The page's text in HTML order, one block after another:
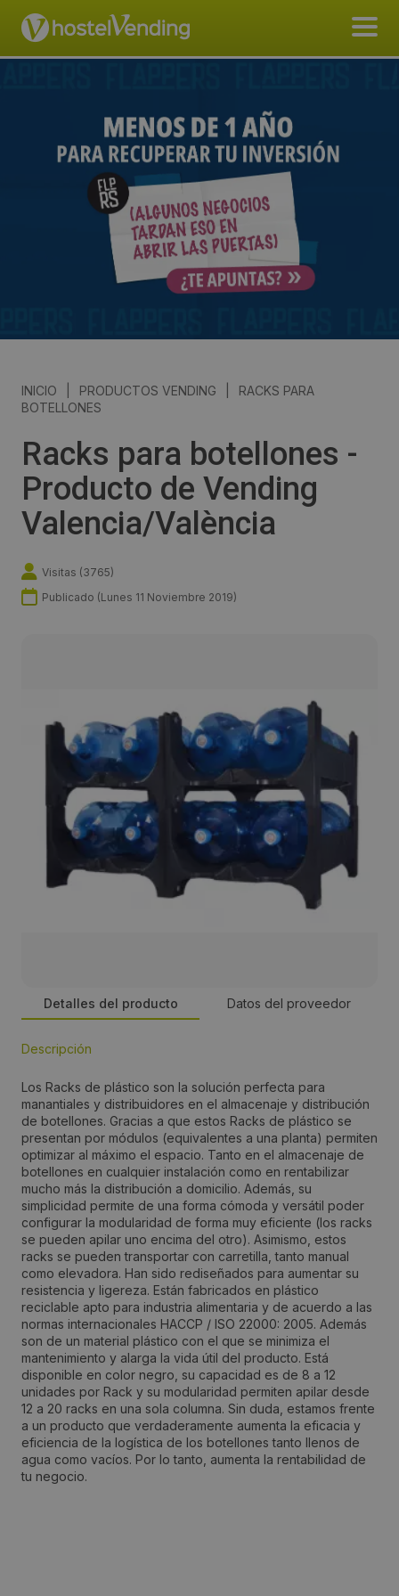
INICIO PRODUCTOS VENDING
RACKS PARA
BOTELLONES
Racks para botellones -
Producto de Vending
Valencia/València
Visitas (3765)
Publicado (Lunes 11 Noviembre 2019)
Detalles del producto Datos del proveedor
Descripción
Los Racks de plástico son la solución perfecta para
manantiales y distribuidores en el almacenaje y distribución
de botellones. Gracias a que estos Racks de plástico se
presentan por módulos (equivalentes a una planta) permiten
optimizar al máximo el espacio. Tanto en el almacenaje de
botellones en cualquier instalación como en rentabilizar
mucho más la distribución a domicilio. Además, su
simplicidad permite de una forma cómoda y versátil poder
configurar la modularidad de forma muy eficiente (los racks
se pueden apilar uno encima del otro). Asimismo, estos
racks se pueden transportar con carretilla, tanto manual
como elevadora. Han sido rediseñados para aumentar su
resistencia y ligereza. Están fabricados en plástico
reciclable apto para industria alimentaria y de acuerdo a las
normas internacionales HACCP / ISO 22000: 2005. Además
son de un material plástico con el que se minimiza el
mantenimiento y alarga la vida útil del producto. Está
disponible en color negro, su capacidad es de 8 a 12
unidades por Rack y su modularidad permiten apilar desde
12 a 20 racks en una sola columna. Sin duda, estamos frente
a un producto que verdaderamente aumenta la eficacia y
eficiencia de la logística de los botellones tanto llenos de
agua como vacíos. Por lo tanto, aumenta la rentabilidad de
tu negocio.
Aitor Ortiz
Dirección:
Dels Matalafers, 29 P.I. Masia San Antonio de Poyo,
Sector 13
Localidad:
Ribarroja del Turia
Código Postal:
46394
Provincia:
Valencia/València
País: